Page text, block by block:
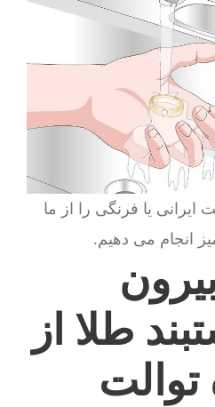
ایرانی یا فرنگی را از ما
انجام می دهیم.
طلا از